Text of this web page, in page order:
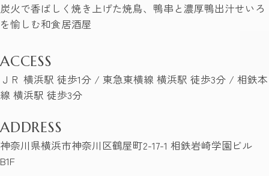
炭火で香ばしく焼き上げた焼鳥、鴨串と濃厚鴨出汁せいろ
を愉しむ和食居酒屋
ACCESS
ＪＲ 横浜駅 徒歩1分 / 東急東横線 横浜駅 徒歩3分 / 相鉄本
線 横浜駅 徒歩3分
ADDRESS
神奈川県横浜市神奈川区鶴屋町2-17-1 相鉄岩崎学園ビル
B1F